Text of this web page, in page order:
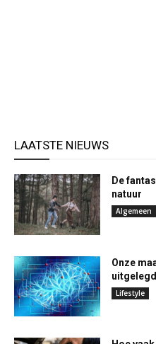
LAATSTE NIEUWS
De
natuur
Algemeen
Onze
uitgelegd
Lifestyle